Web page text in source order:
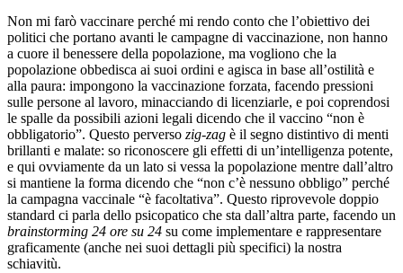
Non mi farò vaccinare perché mi rendo conto che l’obiettivo dei
politici che portano avanti le campagne di vaccinazione, non hanno
a cuore il benessere della popolazione, ma vogliono che la
popolazione obbedisca ai suoi ordini e agisca in base all’ostilità e
alla paura: impongono la vaccinazione forzata, facendo pressioni
sulle persone al lavoro, minacciando di licenziarle, e poi coprendosi
le spalle da possibili azioni legali dicendo che il vaccino “non è
obbligatorio”. Questo perverso zig-zag è il segno distintivo di menti
brillanti e malate: so riconoscere gli effetti di un’intelligenza potente,
e qui ovviamente da un lato si vessa la popolazione mentre dall’altro
si mantiene la forma dicendo che “non c’è nessuno obbligo” perché
la campagna vaccinale “è facoltativa”. Questo riprovevole doppio
standard ci parla dello psicopatico che sta dall’altra parte, facendo un
brainstorming 24 ore su 24 su come implementare e rappresentare
graficamente (anche nei suoi dettagli più specifici) la nostra
schiavitù.